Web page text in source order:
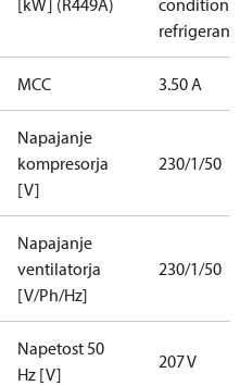
[kW] (R449A)
condition /
refrigerant
MCC 3.50 A
Napajanje
kompresorja
[V]
230/1/50
Napajanje
ventilatorja
[V/Ph/Hz]
230/1/50
Napetost 50
Hz [V]
207 V